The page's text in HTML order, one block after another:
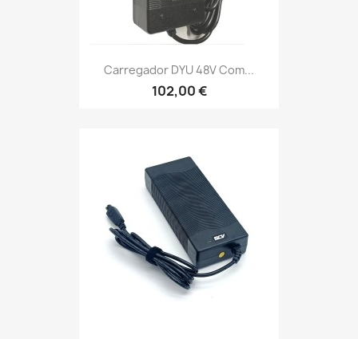
Carregador DYU 48V Com...
102,00 €